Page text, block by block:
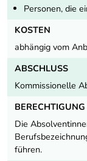
Personen, die
KOSTEN
abhängig vom
ABSCHLUSS
Kommissionelle
BERECHTIGUNG
Die
führen.